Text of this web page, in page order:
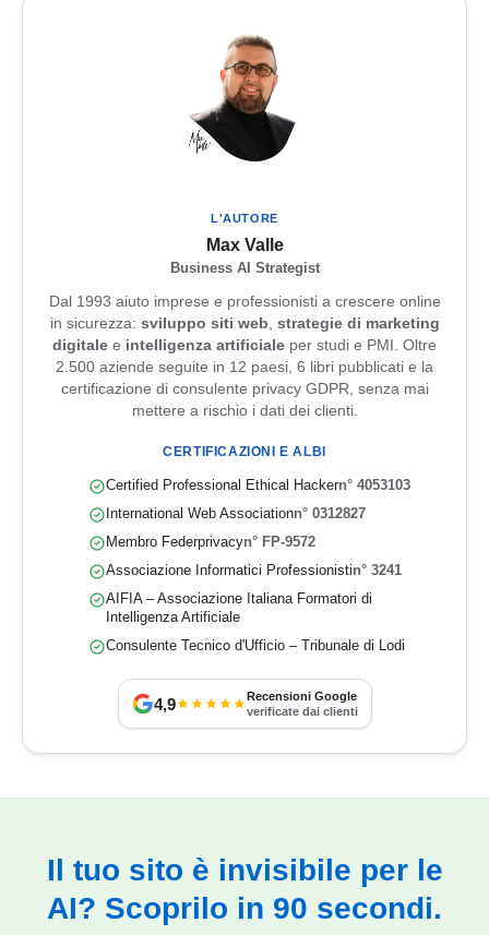
L'AUTORE
Max Valle
Business AI Strategist
Dal 1993 aiuto imprese e professionisti a crescere online
in sicurezza: sviluppo siti web, strategie di marketing
digitale e intelligenza artificiale per studi e PMI. Oltre
2.500 aziende seguite in 12 paesi, 6 libri pubblicati e la
certificazione di consulente privacy GDPR, senza mai
mettere a rischio i dati dei clienti.
CERTIFICAZIONI E ALBI
Certified Professional Ethical Hackern° 4053103
International Web Associationn° 0312827
Membro Federprivacyn° FP-9572
Associazione Informatici Professionistin° 3241
AIFIA – Associazione Italiana Formatori di
Intelligenza Artificiale
Consulente Tecnico d'Ufficio – Tribunale di Lodi
4,9
Recensioni Google
verificate dai clienti
Il tuo sito è invisibile per le
AI? Scoprilo in 90 secondi.